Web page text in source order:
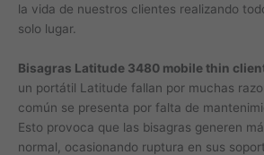
la vida de nuestros clientes realizando
solo lugar.
Bisagras Latitude 3480 mobile thin
un portátil Latitude fallan por muchas
común se presenta por falta de
Esto provoca que las bisagras generen
normal, ocasionando ruptura en sus